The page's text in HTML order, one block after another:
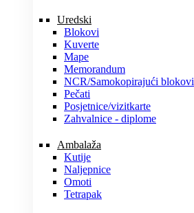
Uredski
Blokovi
Kuverte
Mape
Memorandum
NCR/Samokopirajući blokovi
Pečati
Posjetnice/vizitkarte
Zahvalnice - diplome
Ambalaža
Kutije
Naljepnice
Omoti
Tetrapak